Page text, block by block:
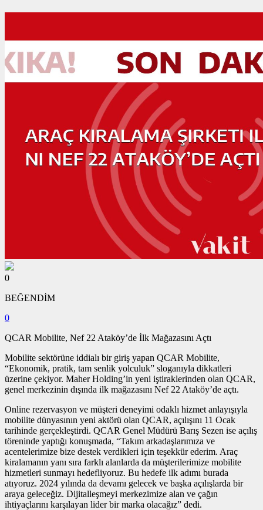
0
BEĞENDİM
0
QCAR Mobilite, Nef 22 Ataköy’de İlk Mağazasını Açtı
Mobilite sektörüne iddialı bir giriş yapan QCAR Mobilite,
“Ekonomik, pratik, tam senlik yolculuk” sloganıyla dikkatleri
üzerine çekiyor. Maher Holding’in yeni iştiraklerinden olan QCAR,
genel merkezinin dışında ilk mağazasını Nef 22 Ataköy’de açtı.
Online rezervasyon ve müşteri deneyimi odaklı hizmet anlayışıyla
mobilite dünyasının yeni aktörü olan QCAR, açılışını 11 Ocak
tarihinde gerçekleştirdi. QCAR Genel Müdürü Barış Sezen ise açılış
töreninde yaptığı konuşmada, “Takım arkadaşlarımıza ve
acentelerimize bize destek verdikleri için teşekkür ederim. Araç
kiralamanın yanı sıra farklı alanlarda da müşterilerimize mobilite
hizmetleri sunmayı hedefliyoruz. Bu hedefe ilk adımı burada
atıyoruz. 2024 yılında da devamı gelecek ve başka açılışlarda bir
araya geleceğiz. Dijitalleşmeyi merkezimize alan ve çağın
ihtiyaçlarını karşılayan lider bir marka olacağız” dedi.